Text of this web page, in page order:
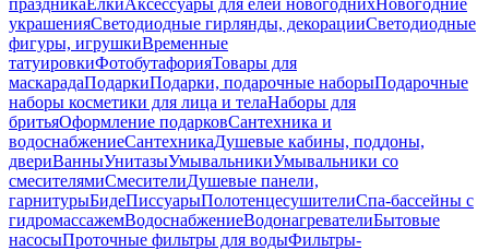
праздникаЕлкиАксессуары для елей новогоднихНовогодние
украшенияСветодиодные гирлянды, декорацииСветодиодные
фигуры, игрушкиВременные
татуировкиФотобутафорияТовары для
маскарадаПодаркиПодарки, подарочные наборыПодарочные
наборы косметики для лица и телаНаборы для
бритьяОформление подарковСантехника и
водоснабжениеСантехникаДушевые кабины, поддоны,
двериВанныУнитазыУмывальникиУмывальники со
смесителямиСмесителиДушевые панели,
гарнитурыБидеПиссуарыПолотенцесушителиСпа-бассейны с
гидромассажемВодоснабжениеВодонагревателиБытовые
насосыПроточные фильтры для водыФильтры-